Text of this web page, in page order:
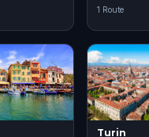
1 Route
Turin